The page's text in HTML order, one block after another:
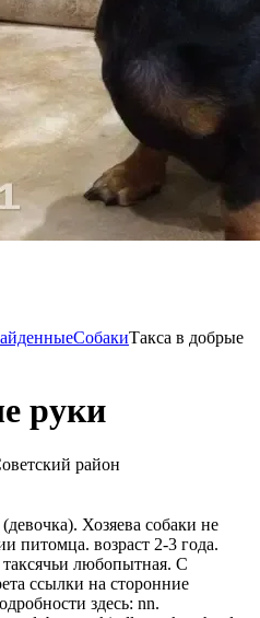
СобакиТакса в добрые
руки
район
Хозяева собаки не
питомца. возраст 2-3 года.
любопытная. С
ссылки на сторонние
здесь: nn.